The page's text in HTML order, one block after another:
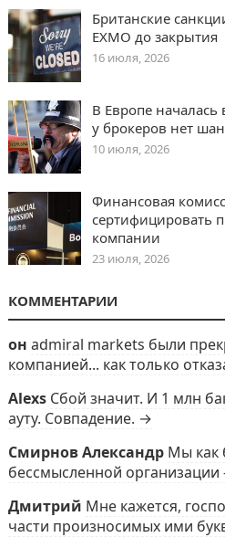
Британские
EXMO до закрытия
16 июля, 2026
В Европе началась
у брокеров нет
10 июля, 2026
Финансовая
сертифицировать
компании
23 июля, 2026
КОММЕНТАРИИ
он admiral markets были
компанией... как только
Alexs Сбой значит. И 1 млн
ауту. Совпадение. →
Смирнов Александр Мы как
бессмысленной организации
Дмитрий Мне кажется,
части произносимых ими